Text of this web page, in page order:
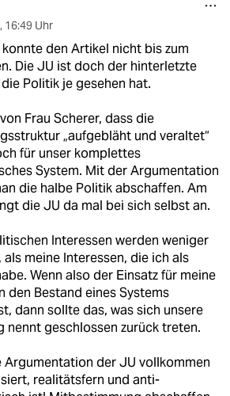
, 16:49 Uhr
den Artikel nicht bis zum
Die JU ist doch der hinterletzte
Politik je gesehen hat.
Frau Scherer, dass die
„aufgebläht und veraltet“
für unser komplettes
System. Mit der Argumentation
die halbe Politik abschaffen. Am
die JU da mal bei sich selbst an.
Interessen werden weniger
meine Interessen, die ich als
Wenn also der Einsatz für meine
den Bestand eines Systems
dann sollte das, was sich unsere
nennt geschlossen zurück treten.
Argumentation der JU vollkommen
realitätsfern und anti-